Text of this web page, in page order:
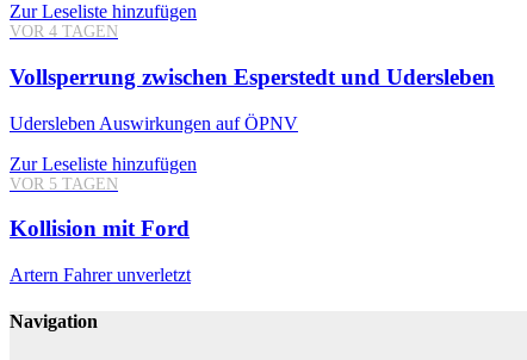
Zur Leseliste hinzufügen
VOR 4 TAGEN
Vollsperrung zwischen Esperstedt und Udersleben
Udersleben Auswirkungen auf ÖPNV
Zur Leseliste hinzufügen
VOR 5 TAGEN
Kollision mit Ford
Artern Fahrer unverletzt
Navigation